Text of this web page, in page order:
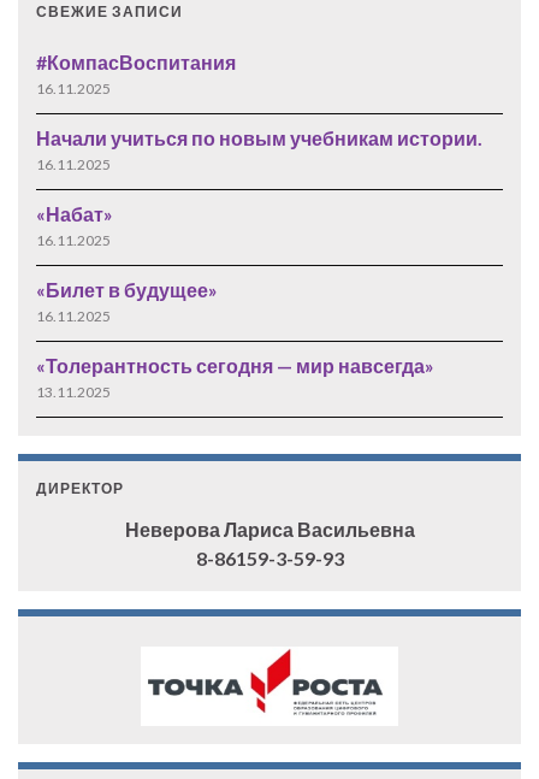
СВЕЖИЕ ЗАПИСИ
#КомпасВоспитания
16.11.2025
Начали учиться по новым учебникам истории.
16.11.2025
«Набат»
16.11.2025
«Билет в будущее»
16.11.2025
«Толерантность сегодня — мир навсегда»
13.11.2025
ДИРЕКТОР
Неверова Лариса Васильевна
8-86159-3-59-93